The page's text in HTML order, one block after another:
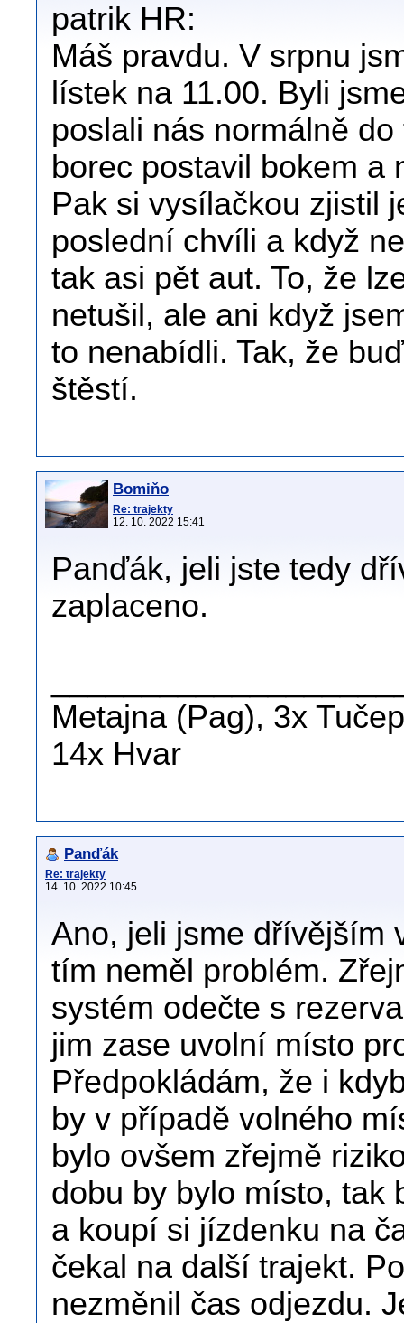
patrik HR:
Máš pravdu. V srpnu
lístek na 11.00. Byli
poslali nás normálně
borec postavil bokem a
Pak si vysílačkou zjistil
poslední chvíli a když
tak asi pět aut. To, že
netušil, ale ani když
to nenabídli. Tak, že
štěstí.
Bomiňo
Re: trajekty
12. 10. 2022 15:41
Panďák, jeli jste tedy
zaplaceno.
Metajna (Pag), 3x
14x Hvar
Panďák
Re: trajekty
14. 10. 2022 10:45
Ano, jeli jsme dřívějším
tím neměl problém.
systém odečte s
jim zase uvolní místo
Předpokládám, že i
by v případě volného
bylo ovšem zřejmě
dobu by bylo místo, tak
a koupí si jízdenku na
čekal na další trajekt.
nezměnil čas odjezdu.